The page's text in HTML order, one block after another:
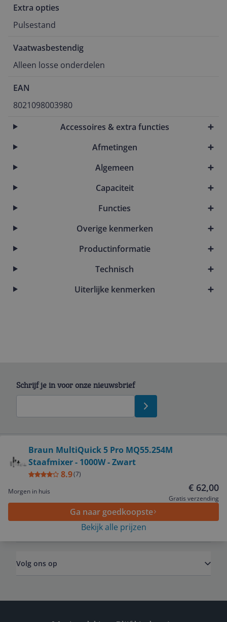
Extra opties
Pulsestand
Vaatwasbestendig
Alleen losse onderdelen
EAN
8021098003980
Accessoires & extra functies
Afmetingen
Algemeen
Capaciteit
Functies
Overige kenmerken
Productinformatie
Technisch
Uiterlijke kenmerken
Braun MultiQuick 5 Pro MQ55.254M
Staafmixer - 1000W - Zwart
8.9(7)
Morgen in huis
€ 62,00
Gratis verzending
Ga naar goedkoopste
Bekijk alle prijzen
Schrijf je in voor onze nieuwsbrief
Service
Algemeen
Volg ons op